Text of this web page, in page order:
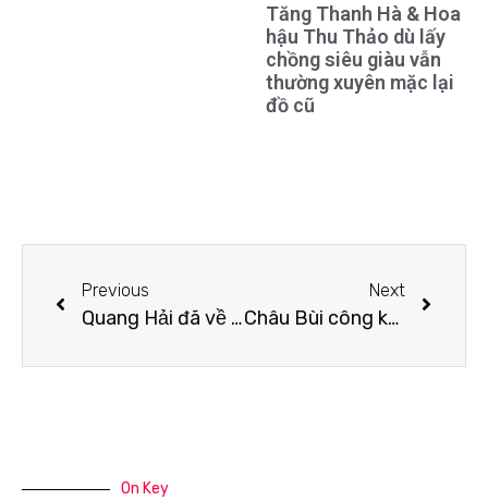
Tăng Thanh Hà & Hoa
hậu Thu Thảo dù lấy
chồng siêu giàu vẫn
thường xuyên mặc lại
đồ cũ
Previous
Quang Hải đã về nước trong vòng tay gia đình sau 1 năm xuất ngoại không thành công
Next
Châu Bùi công khai gọi Binz là “chồng”
On Key